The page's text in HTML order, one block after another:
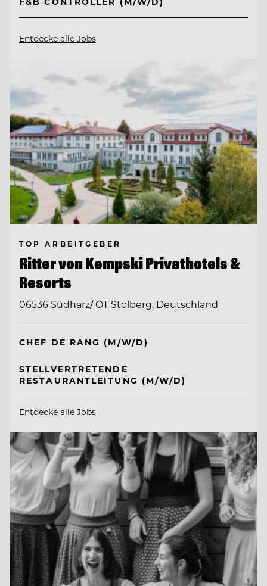
Entdecke alle Jobs
TOP ARBEITGEBER
Ritter von Kempski Privathotels &
Resorts
06536 Südharz/ OT Stolberg, Deutschland
CHEF DE RANG (M/W/D)
STELLVERTRETENDE
RESTAURANTLEITUNG (M/W/D)
Entdecke alle Jobs